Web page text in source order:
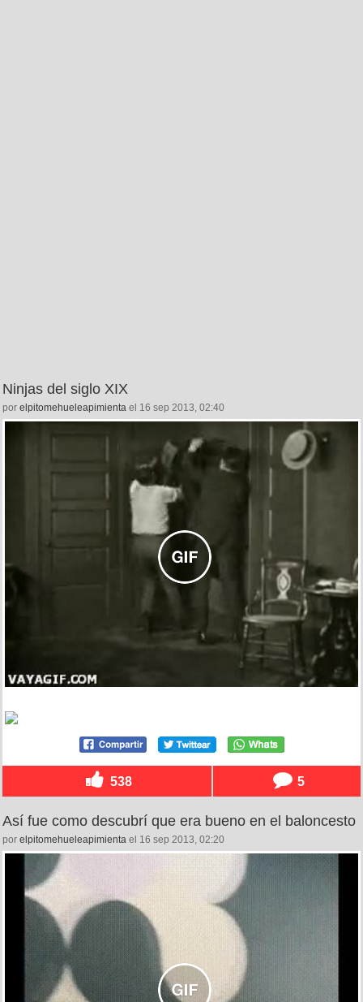
Ninjas del siglo XIX
por elpitomehueleapimienta el 16 sep 2013, 02:40
538 5
Así fue como descubrí que era bueno en el baloncesto
por elpitomehueleapimienta el 16 sep 2013, 02:20